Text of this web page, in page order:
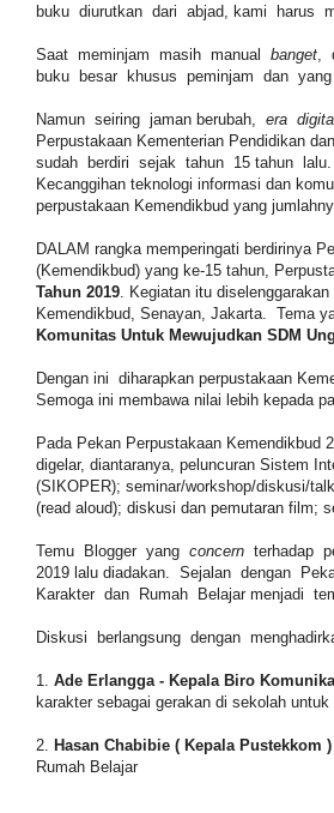
buku diurutkan dari abjad, kami harus
Saat meminjam masih manual banget ,
buku besar khusus peminjam dan
Namun seiring jaman berubah, era
Perpustakaan Kementerian Pendidikan
sudah berdiri sejak tahun 15 tahun lalu.
Kecanggihan teknologi informasi dan
perpustakaan Kemendikbud yang
DALAM rangka memperingati berdirinya
(Kemendikbud) yang ke-15 tahun,
Tahun 2019 . Kegiatan itu
Kemendikbud, Senayan, Jakarta. Tema
Komunitas Untuk Mewujudkan SDM
Dengan ini diharapkan perpustakaan
Semoga ini membawa nilai lebih kepada
Pada Pekan Perpustakaan Kemendikbud
digelar, diantaranya, peluncuran Sistem
(SIKOPER); seminar/workshop/diskusi/
(read aloud); diskusi dan pemutaran film;
Temu Blogger yang concern terhadap
2019 lalu diadakan. Sejalan dengan
Karakter dan Rumah Belajar menjadi
Diskusi berlangsung dengan
1. Ade Erlangga - Kepala Biro
karakter sebagai gerakan di sekolah
2. Hasan Chabibie ( Kepala Pustekkom )
Rumah Belajar